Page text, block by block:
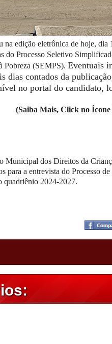
na edição eletrônica de hoje,
do Processo Seletivo
Pobreza (SEMPS). Eventuais
dias contados da
no portal do candidato,
(Saiba Mais, Click no
Municipal dos Direitos da
para a entrevista do Processo
quadriênio 2024-2027.